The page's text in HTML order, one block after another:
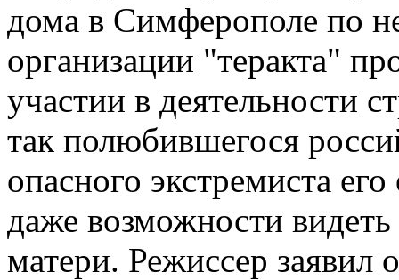
дома в Симферополе по
организации "теракта"
участии в деятельности
так полюбившегося
опасного экстремиста
даже возможности
матери. Режиссер